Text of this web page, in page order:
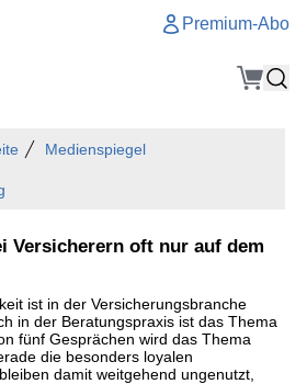
Premium-Abo
Medienspiegel
Versicherern oft nur auf dem
ist in der Versicherungsbranche
in der Beratungspraxis ist das Thema
fünf Gesprächen wird das Thema
die besonders loyalen
damit weitgehend ungenutzt,